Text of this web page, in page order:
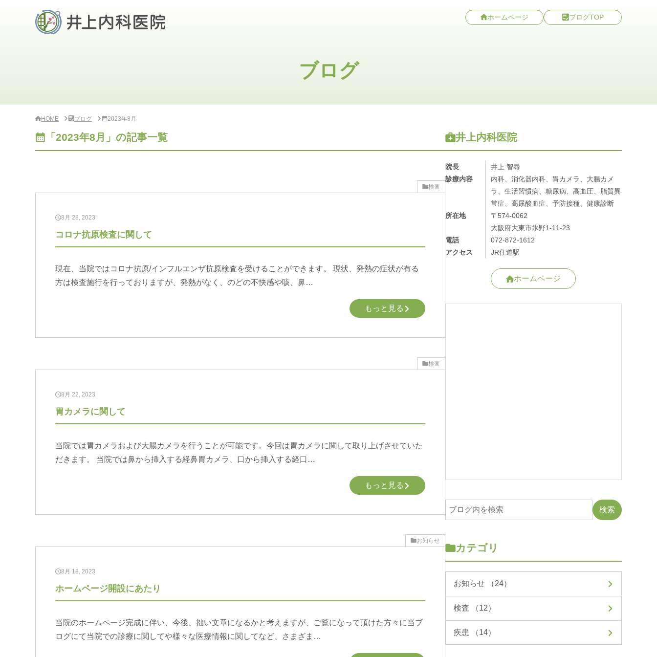
ホームページ ブログTOP
ブログ
HOME ブログ 2023年8月
「2023年8月」の記事一覧
検査
8月 28, 2023
コロナ抗原検査に関して
現在、当院ではコロナ抗原/インフルエンザ抗原検査を受けることができます。 現状、発熱の症状が有る
方は検査施行を行っておりますが、発熱がなく、のどの不快感や咳、鼻…
もっと見る
検査
8月 22, 2023
胃カメラに関して
当院では胃カメラおよび大腸カメラを行うことが可能です。今回は胃カメラに関して取り上げさせていた
だきます。 当院では鼻から挿入する経鼻胃カメラ、口から挿入する経口…
もっと見る
お知らせ
8月 18, 2023
ホームページ開設にあたり
当院のホームページ完成に伴い、今後、拙い文章になるかと考えますが、ご覧になって頂けた方々に当ブ
ログにて当院での診療に関してや様々な医療情報に関してなど、さまざま…
井上内科医院
院長
井上 智尋
診療内容
内科、消化器内科、胃カメラ、大腸カメ
ラ、生活習慣病、糖尿病、高血圧、脂質異
常症、高尿酸血症、予防接種、健康診断
所在地
〒574-0062
大阪府大東市氷野1-11-23
電話
072-872-1612
アクセス
JR住道駅
ホームページ
カテゴリ
お知らせ （24）
検査 （12）
疾患 （14）